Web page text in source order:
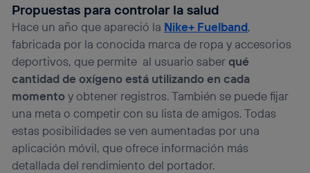
Propuestas para controlar la salud
Hace un año que apareció la Nike+ Fuelband,
fabricada por la conocida marca de ropa y accesorios
deportivos, que permite al usuario saberqué
cantidad de oxígeno está utilizando en cada
momentoy obtener registros. También se puede fijar
una meta o competir con su lista de amigos. Todas
estas posibilidades se ven aumentadas por una
aplicación móvil, que ofrece información más
detallada del rendimiento del portador.
el marketing o análisis se realizará en función de las
actividades de navegación de los miembros del hogar
que hayan dado su consentimiento.
Si utilizas
datos móviles
, el marketing será más
personalizado, ya que se basará únicamente en la
navegación del usuario del móvil.
Puedes gestionar los consentimientos Utiq seleccionando
“Administrar Utiq” en la parte inferior de esta página web o
visitando el portal de privacidad de Utiq
(“consenthub”). Para más información, consulta
la política de privacidad de Utiq.